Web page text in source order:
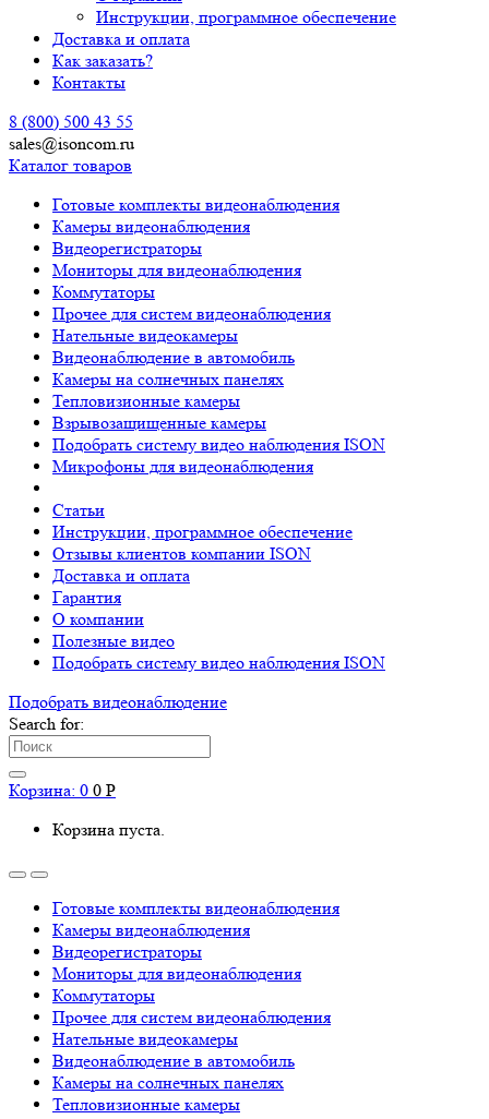
Инструкции, программное обеспечение
Доставка и оплата
Как заказать?
Контакты
8 (800) 500 43 55
sales@isoncom.ru
Каталог товаров
Готовые комплекты видеонаблюдения
Камеры видеонаблюдения
Видеорегистраторы
Мониторы для видеонаблюдения
Коммутаторы
Прочее для систем видеонаблюдения
Нательные видеокамеры
Видеонаблюдение в автомобиль
Камеры на солнечных панелях
Тепловизионные камеры
Взрывозащищенные камеры
Подобрать систему видео наблюдения ISON
Микрофоны для видеонаблюдения
Статьи
Инструкции, программное обеспечение
Отзывы клиентов компании ISON
Доставка и оплата
Гарантия
О компании
Полезные видео
Подобрать систему видео наблюдения ISON
Подобрать видеонаблюдениe
Search for:
Корзина: 0 0 Р
Корзина пуста.
Готовые комплекты видеонаблюдения
Камеры видеонаблюдения
Видеорегистраторы
Мониторы для видеонаблюдения
Коммутаторы
Прочее для систем видеонаблюдения
Нательные видеокамеры
Видеонаблюдение в автомобиль
Камеры на солнечных панелях
Тепловизионные камеры